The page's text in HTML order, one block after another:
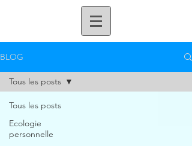
BLOG
Tous les posts
Ecologie
personnelle
Tous les posts